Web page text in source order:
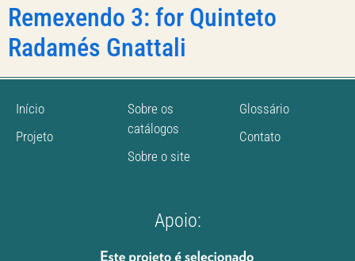
Remexendo 3: for Quinteto
Radamés Gnattali
Início
Projeto
Sobre os
catálogos
Sobre o site
Glossário
Contato
Apoio: